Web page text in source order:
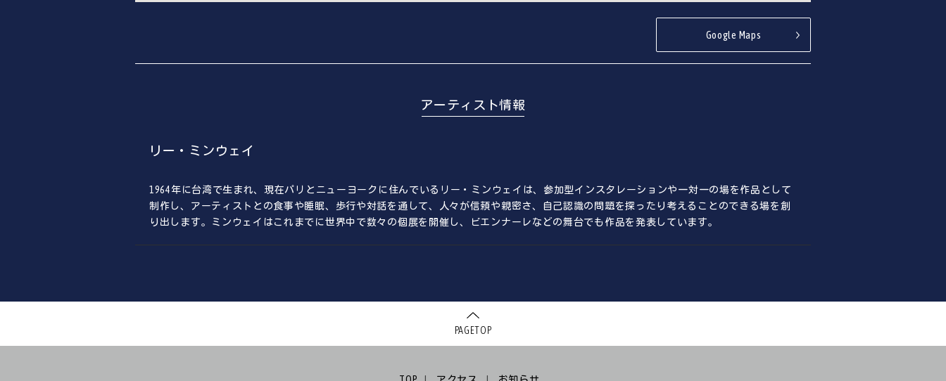
Google Maps
アーティスト情報
リー・ミンウェイ
1964年に台湾で生まれ、現在パリとニューヨークに住んでいるリー・ミンウェイは、参加型インスタレーションや一対一の場を作品として
制作し、アーティストとの食事や睡眠、歩行や対話を通して、人々が信頼や親密さ、自己認識の問題を探ったり考えることのできる場を創
り出します。ミンウェイはこれまでに世界中で数々の個展を開催し、ビエンナーレなどの舞台でも作品を発表しています。
PAGETOP